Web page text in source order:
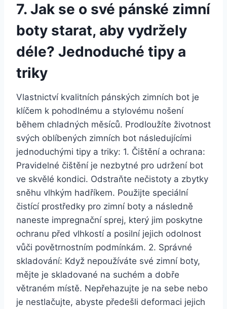
7. ​Jak se o své pánské zimní
boty‌ starat, aby vydržely
déle?⁣ Jednoduché tipy a
triky
Vlastnictví kvalitních‍ pánských zimních bot je
klíčem k⁢ pohodlnému a stylovému nošení
během chladných měsíců.⁤ Prodloužíte životnost
svých oblíbených zimních ⁣bot následujícími
jednoduchými tipy⁣ a triky: 1. Čištění‍ a ochrana:
⁤Pravidelné čištění je nezbytné pro udržení bot
ve skvělé kondici. Odstraňte ‌nečistoty a zbytky
sněhu vlhkým hadříkem. ‍Použijte speciální
čistící ⁣prostředky ⁢pro zimní boty a následně
naneste impregnační sprej, který jim poskytne
ochranu před vlhkostí a posilní jejich odolnost
vůči povětrnostním podmínkám. 2. Správné
skladování: Když nepoužíváte své zimní boty,
mějte je skladované⁣ na suchém‍ a dobře
větraném místě. ‍Nepřehazujte je na sebe nebo
je nestlačujte, abyste předešli‍ deformaci jejich